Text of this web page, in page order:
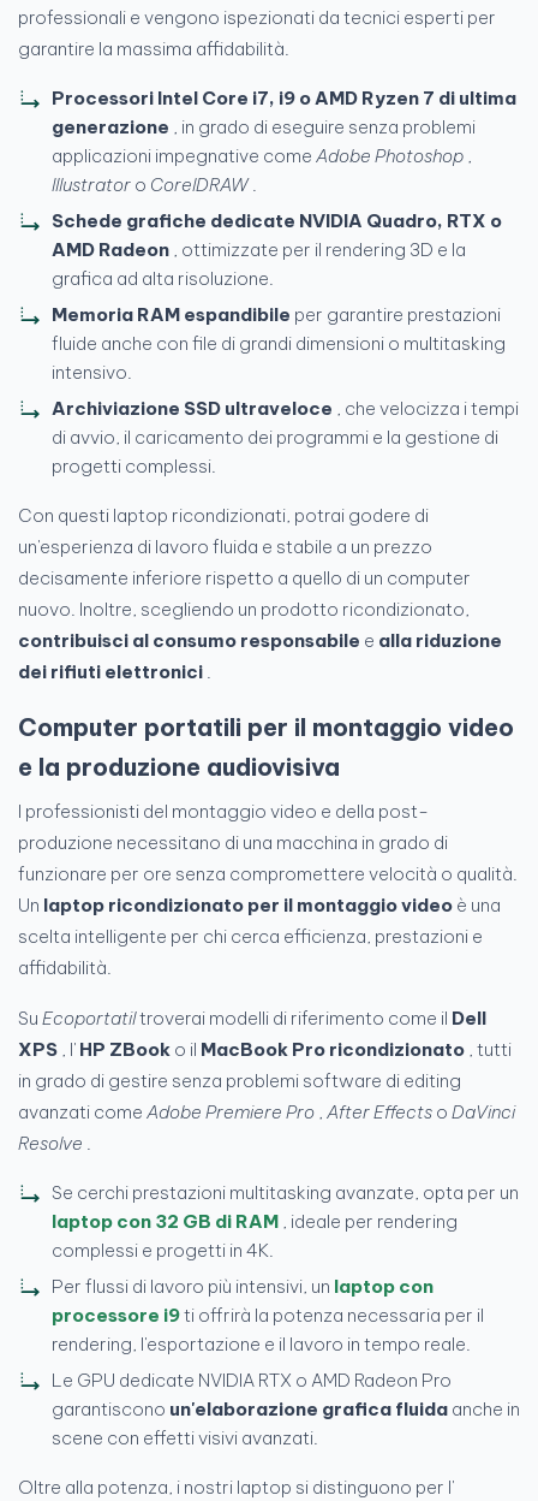
professionali e vengono ispezionati da tecnici esperti per
garantire la massima affidabilità.
Processori Intel Core i7, i9 o AMD Ryzen 7 di ultima
generazione , in grado di eseguire senza problemi
applicazioni impegnative come Adobe Photoshop ,
Illustrator o CorelDRAW.
Schede grafiche dedicate NVIDIA Quadro, RTX o
AMD Radeon , ottimizzate per il rendering 3D e la
grafica ad alta risoluzione.
Memoria RAM espandibile per garantire prestazioni
fluide anche con file di grandi dimensioni o multitasking
intensivo.
Archiviazione SSD ultraveloce , che velocizza i tempi
di avvio, il caricamento dei programmi e la gestione di
progetti complessi.
Con questi laptop ricondizionati, potrai godere di
un'esperienza di lavoro fluida e stabile a un prezzo
decisamente inferiore rispetto a quello di un computer
nuovo. Inoltre, scegliendo un prodotto ricondizionato,
contribuisci al consumo responsabile e alla riduzione
dei rifiuti elettronici .
Computer portatili per il montaggio video
e la produzione audiovisiva
I professionisti del montaggio video e della post-
produzione necessitano di una macchina in grado di
funzionare per ore senza compromettere velocità o qualità.
Un laptop ricondizionato per il montaggio video è una
scelta intelligente per chi cerca efficienza, prestazioni e
affidabilità.
Su Ecoportatiltroverai modelli di riferimento come il Dell
XPS , l' HP ZBook o il MacBook Pro ricondizionato , tutti
in grado di gestire senza problemi software di editing
avanzati come Adobe Premiere Pro , After Effects o DaVinci
Resolve .
Se cerchi prestazioni multitasking avanzate, opta per un
laptop con 32 GB di RAM , ideale per rendering
complessi e progetti in 4K.
Per flussi di lavoro più intensivi, un laptop con
processore i9ti offrirà la potenza necessaria per il
rendering, l'esportazione e il lavoro in tempo reale.
Le GPU dedicate NVIDIA RTX o AMD Radeon Pro
garantiscono un'elaborazione grafica fluida anche in
scene con effetti visivi avanzati.
Oltre alla potenza, i nostri laptop si distinguono per l'